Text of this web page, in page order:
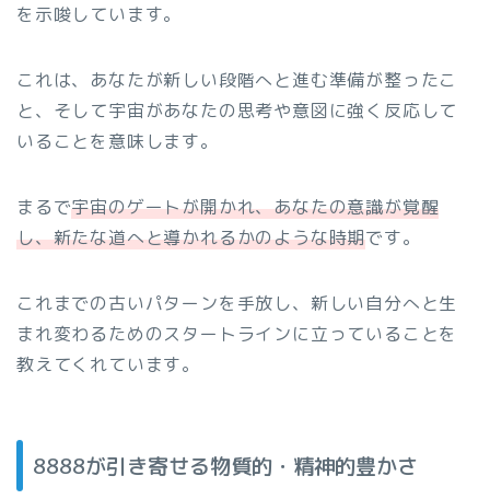
を示唆しています。
これは、あなたが新しい段階へと進む準備が整ったこ
と、そして宇宙があなたの思考や意図に強く反応して
いることを意味します。
まるで宇宙のゲートが開かれ、あなたの意識が覚醒
し、新たな道へと導かれるかのような時期です。
これまでの古いパターンを手放し、新しい自分へと生
まれ変わるためのスタートラインに立っていることを
教えてくれています。
8888が引き寄せる物質的・精神的豊かさ